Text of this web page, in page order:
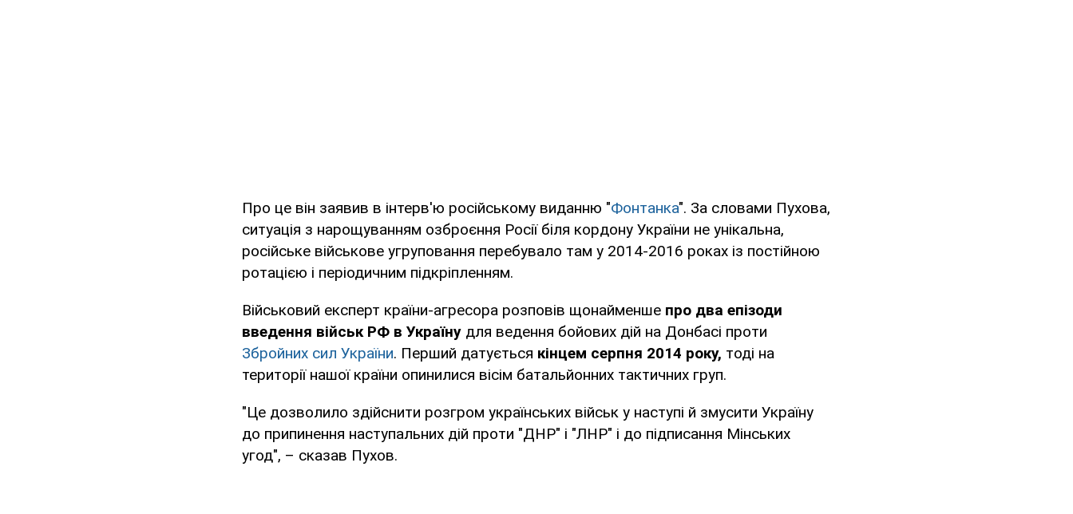
Про це він заявив в інтерв'ю російському виданню "Фонтанка". За словами Пухова,
ситуація з нарощуванням озброєння Росії біля кордону України не унікальна,
російське військове угруповання перебувало там у 2014-2016 роках із постійною
ротацією і періодичним підкріпленням.
Військовий експерт країни-агресора розповів щонайменше про два епізоди
введення військ РФ в Україну для ведення бойових дій на Донбасі проти
Збройних сил України. Перший датується кінцем серпня 2014 року, тоді на
території нашої країни опинилися вісім батальйонних тактичних груп.
"Це дозволило здійснити розгром українських військ у наступі й змусити Україну
до припинення наступальних дій проти "ДНР" і "ЛНР" і до підписання Мінських
угод", – сказав Пухов.